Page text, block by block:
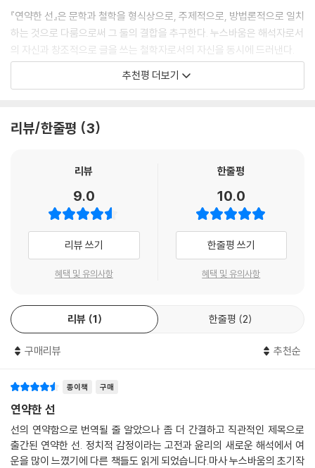
가 인간의 사회적 삶이 완전함이라는 꼭지점을 향해 간다고 보는 목적론을
믿는 사람도 거의 없다. 그러나 한편으로는, 우리의 노력에 대체로 무관심
한 세계 속에 우리가 살고 있음을 그냥 받아들이는 현대 윤리학의 결과물
을 우리는 전면적으로 검토하지 않았다. 내게는 지금도 그런 것 같다. 그래
서 나는 그런 탐구의 예비 단계가 되었으면 하는 바람으로 『연약한 선』을
아리스토텔레스의 사유는 여러 다양한 측면에서 현대 정치 이론과 맞아떨
은 현대의 몇몇 프로젝트에 핵심적인 개념이 될 만하다. 자크 마리탱의 가
톨릭-사회 민주주의적 입장, 존 피니스와 제르맹 그리세즈의 가톨릭-보수
주의 입장, 알래스데어 매킨타이어의 가톨릭-공동체주의, 초기 마르크스
와 그 경향을 따른 후대 마르크스주의자의 인본주의적 마르크스주의, T.
H. 그린과 어니스트 바커의 저작으로 대표되는 영국의 자유주의적 사회 민
주주의 전통 등이 그것이다. 이들 사상가 모두가 스스로 아리스토텔레스에
서 자신들 주장의 근거를 찾고 있다고 해도 틀린 말이 아니다.
현대 세계에서 우리는 다른 동물과 우리의 관계, 그리고 우리의 동물성, 우
리의 침투 가능한 육체, 우리의 성장과 쇠퇴 등과 우리와의 관계를 잘 설명
심과 의무가 존재한다는 것, 그리고 동물성 그 자체는 갖가지 형식을 통해
적인 힘과 특별한 도덕적 관심과 의무와의 관련성을 부정할 필요는 없다.
우리는 우리 인간의 지성과 감정의 형식이 실은 동물성의 결단이지 동물성
과 떨어져 있거나 그것과 대조가 되는 것이 아님을 알아야 한다.
인간 선에 관해 고대 희랍 사상은 이 멋진, 그러나 뚜렷이 보이지는 않는 희
을 새로이 조명하면서도 플라톤이 희랍 비극이 다룬 인간 운명의 운에 대
한 취약함을 제대로 평가하지 못했다고 비판한다. 윤리적인 척도를 변덕스
러운 인간으로부터 떼어놓고 외부에 절대적인 기준을 상정했던 플라톤은
희랍 비극이 윤리를 위한 텍스트는 아니라고 생각했다. 그럼에도 플라톤의
대화편들은 논증적 지성의 변증적 활동을 통한 초월이 필요의 작용을 통한
윤리적 기준의 탐구로서 주목할 만한 텍스트다.
특히 후기 대화편인 〈파이드로스〉에서 플라톤은 자신의 초기 저작들에서
보여준다. 그는 플라톤이 혼란스럽게 만든다고 철학에서 내치려 했던 현상
들에 대한 면밀한 관찰자이자 보호자다. 아리스토텔레스는 ‘평범한 것으로
돌아가는 길을 우리에게 보여주고, 그것을 흥미와 즐거움의 대상으로 만들
수 있는 전문적인 인간’이다. 누스바움에게 아리스토텔레스는 단순히 존경
할 만한 독창적인 논리학자가 아니라 인간이 노출될 수밖에 없는 삶의 혼
돈 속에서 질서를 찾아내려 한 스승이다.
리가 살고 있다’는 전제에 대한 검토가 철학에서 충분치 않았으며 그에 대
한 논의가 필요하다고 촉구하고 있다. 단순히 모호한 개념화를 받아들이고
는 그것을 반복하지 말고 진지하게 고전적인 텍스트들을 읽으며 그것의 복
로, 우리가 이성적인 통제를 벗어난 세계에 대한 비극적인 취약성에서 인
강요한다.
『연약한 선』은 문학과 철학을 형식상으로, 주제적으로, 방법론적으로 일치
하는 것으로 다룸으로써 그 둘의 결합을 추구한다. 누스바움은 해석자로서
의 자신과 창조적으로 글을 쓰는 철학자로서의 자신을 동시에 드러낸다.
- [시카고 대학 저널]
있는지를 보여준다. 그녀의 책은 전문가의 손에서 이러한 텍스트를 추출하
에 대한 모델이다.
추천평 더보기
리뷰/한줄평 3
리뷰
9.0
리뷰 쓰기
혜택 및 유의사항
한줄평
10.0
한줄평 쓰기
혜택 및 유의사항
리뷰 1 한줄평 2
구매리뷰 추천순
종이책 구매
연약한 선
선의 연약함으로 번역될 줄 알았으나 좀 더 간결하고 직관적인 제목으로
출간된 연약한 선. 정치적 감정이라는 고전과 윤리의 새로운 해석에서 여
운을 많이 느꼈기에 다른 책들도 읽게 되었습니다.마사 누스바움의 초기작